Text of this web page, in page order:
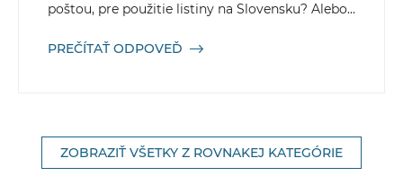
poštou, pre použitie listiny na Slovensku? Alebo...
PREČÍTAŤ ODPOVEĎ
ZOBRAZIŤ VŠETKY Z ROVNAKEJ KATEGÓRIE